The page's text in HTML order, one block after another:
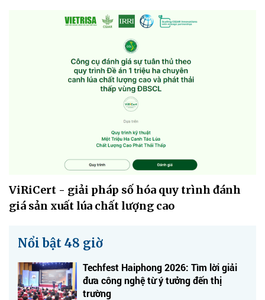
ViRiCert - giải pháp số hóa quy trình đánh
giá sản xuất lúa chất lượng cao
Nổi bật 48 giờ
Techfest Haiphong 2026: Tìm lời giải
đưa công nghệ từ ý tưởng đến thị
trường